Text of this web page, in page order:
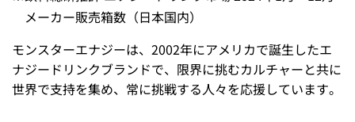
メーカー販売箱数（日本国内）
モンスターエナジーは、2002年にアメリカで誕生したエ
ナジードリンクブランドで、限界に挑むカルチャーと共に
世界で支持を集め、常に挑戦する人々を応援しています。